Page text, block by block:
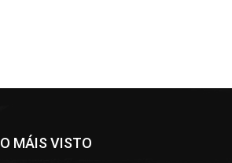
O MÁIS VISTO